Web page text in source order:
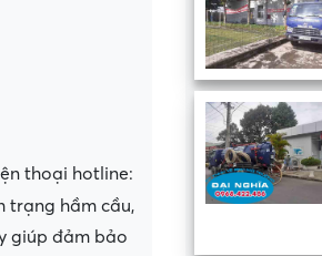
thoại hotline:
trạng hầm cầu,
giúp đảm bảo